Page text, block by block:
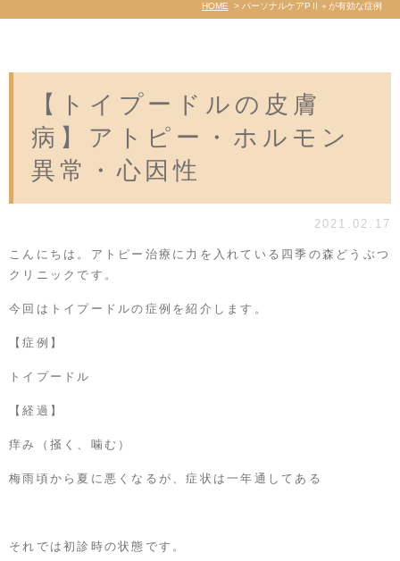
HOME パーソナルケアPⅡ＋が有効な症例
【トイプードルの皮膚
病】アトピー・ホルモン
異常・心因性
2021.02.17
こんにちは。アトピー治療に力を入れている四季の森どうぶつ
クリニックです。
今回はトイプードルの症例を紹介します。
【症例】
トイプードル
【経過】
痒み（掻く、噛む）
梅雨頃から夏に悪くなるが、症状は一年通してある
それでは初診時の状態です。